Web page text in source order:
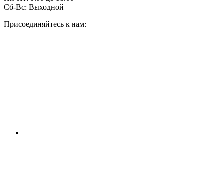
Сб-Вс: Выходной
Присоединяйтесь к нам: